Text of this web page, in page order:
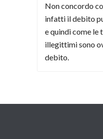
Non concordo
infatti il debito
e quindi come le
illegittimi sono
debito.